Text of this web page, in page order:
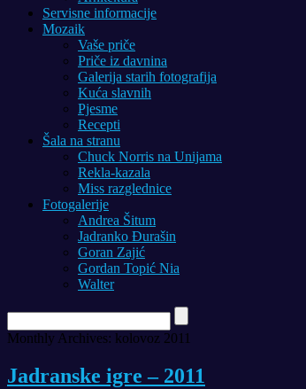
Servisne informacije
Mozaik
Vaše priče
Priče iz davnina
Galerija starih fotografija
Kuća slavnih
Pjesme
Recepti
Šala na stranu
Chuck Norris na Unijama
Rekla-kazala
Miss razglednice
Fotogalerije
Andrea Šitum
Jadranko Đurašin
Goran Zajić
Gordan Topić Nia
Walter
Monthly Archives: kolovoz 2011
Jadranske igre – 2011